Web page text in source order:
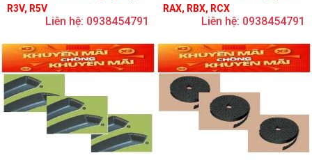
R3V, R5V
Liên hệ: 0938454791
RAX, RBX, RCX
Liên hệ: 0938454791